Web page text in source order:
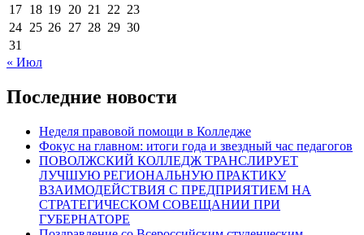
17 18 19 20 21 22 23
24 25 26 27 28 29 30
31
« Июл
Последние новости
Неделя правовой помощи в Колледже
Фокус на главном: итоги года и звездный час педагогов
ПОВОЛЖСКИЙ КОЛЛЕДЖ ТРАНСЛИРУЕТ
ЛУЧШУЮ РЕГИОНАЛЬНУЮ ПРАКТИКУ
ВЗАИМОДЕЙСТВИЯ С ПРЕДПРИЯТИЕМ НА
СТРАТЕГИЧЕСКОМ СОВЕЩАНИИ ПРИ
ГУБЕРНАТОРЕ